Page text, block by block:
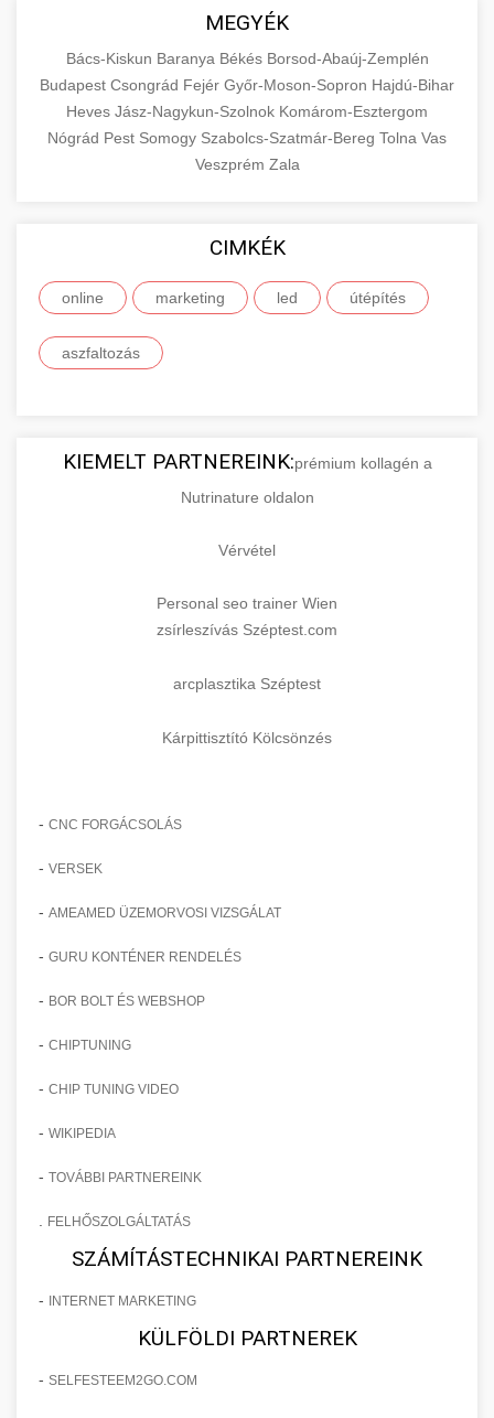
MEGYÉK
Bács-Kiskun Baranya Békés Borsod-Abaúj-Zemplén
Budapest Csongrád Fejér Győr-Moson-Sopron Hajdú-Bihar
Heves Jász-Nagykun-Szolnok Komárom-Esztergom
Nógrád Pest Somogy Szabolcs-Szatmár-Bereg Tolna Vas
Veszprém Zala
CIMKÉK
online marketing led útépítés
aszfaltozás
KIEMELT PARTNEREINK:prémium kollagén a
Nutrinature oldalon
Vérvétel
Personal seo trainer Wien
zsírleszívás Széptest.com
arcplasztika Széptest
Kárpittisztító Kölcsönzés
- CNC FORGÁCSOLÁS
- VERSEK
- AMEAMED ÜZEMORVOSI VIZSGÁLAT
- GURU KONTÉNER RENDELÉS
- BOR BOLT ÉS WEBSHOP
- CHIPTUNING
- CHIP TUNING VIDEO
- WIKIPEDIA
- TOVÁBBI PARTNEREINK
FELHŐSZOLGÁLTATÁS
SZÁMÍTÁSTECHNIKAI PARTNEREINK
- INTERNET MARKETING
KÜLFÖLDI PARTNEREK
- SELFESTEEM2GO.COM